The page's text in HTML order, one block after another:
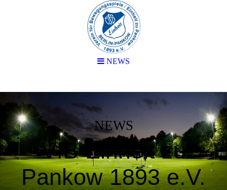
NEWS
VfB Einheit zu
Pankow 1893 e.V.
NEWS